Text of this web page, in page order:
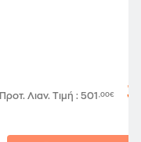
Προτ. Λιαν. Τιμή : 501,00€